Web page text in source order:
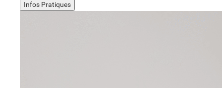
Infos Pratiques